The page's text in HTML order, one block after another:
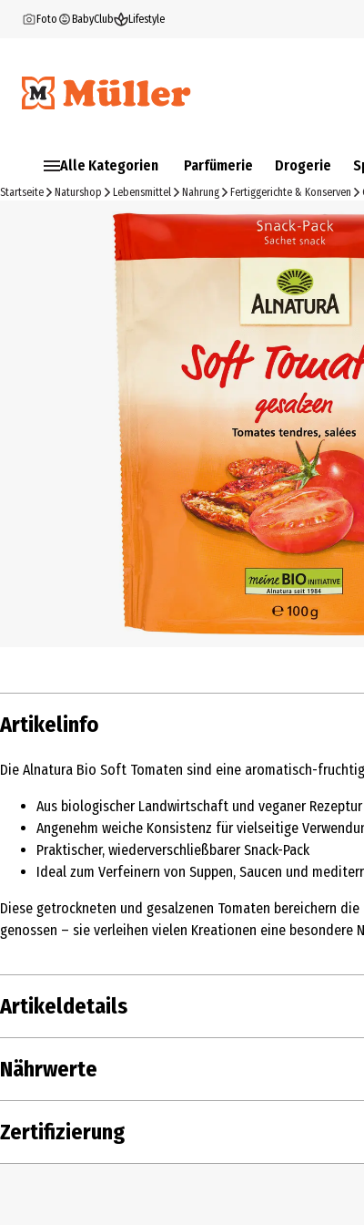
Foto BabyClub Lifestyle
Alle Kategorien Parfümerie Drogerie
Startseite Naturshop Lebensmittel Nahrung Fertiggerichte & Konserven
Artikelinfo
Die Alnatura Bio Soft Tomaten sind eine aromatisch-
Aus biologischer Landwirtschaft und veganer Rezeptur
Angenehm weiche Konsistenz für vielseitige
Praktischer, wiederverschließbarer Snack-Pack
Ideal zum Verfeinern von Suppen, Saucen und
Diese getrockneten und gesalzenen Tomaten bereichern
genossen – sie verleihen vielen Kreationen eine
Artikeldetails
Inhalt
Produkttyp Gemüsekonserven
Zutaten
Nährwerte
Nährwerte je
Brennwert
Zertifizierung